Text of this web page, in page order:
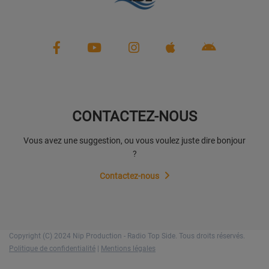
CONTACTEZ-NOUS
Vous avez une suggestion, ou vous voulez juste dire bonjour
?
Contactez-nous
Copyright (C) 2024 Nip Production - Radio Top Side. Tous droits réservés.
Politique de confidentialité
Mentions légales